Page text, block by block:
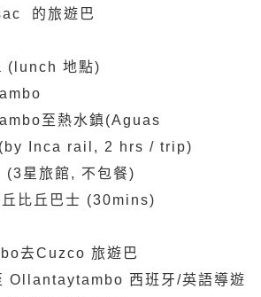
的旅遊巴
(lunch 地點)
至熱水鎮(Aguas
Inca rail, 2 hrs / trip)
(3星旅館, 不包餐)
比丘巴士 (30mins)
去Cuzco 旅遊巴
西班牙/英語導遊